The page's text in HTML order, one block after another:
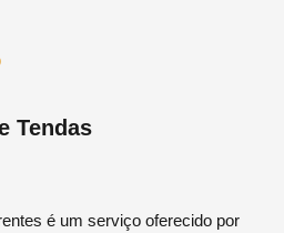
Tendas
é um serviço oferecido por